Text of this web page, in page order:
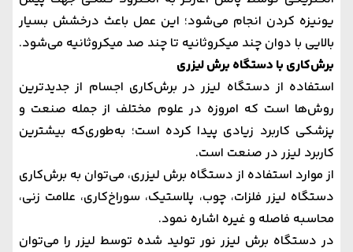
یونیزه کردن انجام می‌شود؛ این عمل باعث درخشش بسیار
بالایی با دوان چند میکروثانیه تا چند صد میکروثانیه می‌شود.
برش‌کاری با دستگاه برش لیزری
استفاده از دستگاه لیزر در برش‌کاری اجسام از جدید‌ترین
روش‌ها است که امروزه در علوم مختلف از جمله صنعت و
پزشکی کاربرد زیادی پیدا کرده است؛ به‌طوری‌که بیشترین
کاربرد لیزر در صنعت است.
از موارد استفاده از دستگاه برش لیزری، می‌توان به برش‌کاری
دستگاه ليزر فلزات، چوب، پلاستیک، سوراخ‌کاری، علامت زنی،
محاسبه فاصله و غیره اشاره نمود.
در دستگاه برش لیزر نور تولید شده توسط لیزر را می‌توان